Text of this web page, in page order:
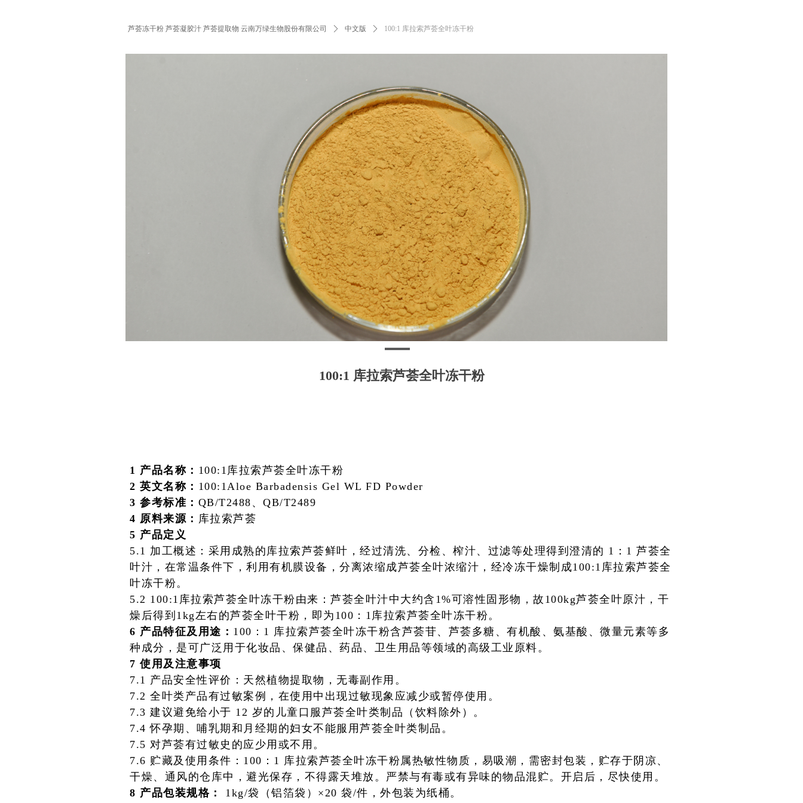
芦荟冻干粉 芦荟凝胶汁 芦荟提取物 云南万绿生物股份有限公司 ꄲ 中文版 ꄲ 100:1 库拉索芦荟全叶冻干粉
100:1 库拉索芦荟全叶冻干粉
1 产品名称： 100:1库拉索芦荟全叶冻干粉
2 英文名称： 100:1Aloe Barbadensis Gel WL FD Powder
3 参考标准： QB/T2488、QB/T2489
4 原料来源： 库拉索芦荟
5 产品定义
5.1 加工概述：采用成熟的库拉索芦荟鲜叶，经过清洗、分检、榨汁、过滤等处理得到澄清的 1：1 芦荟全
叶汁，在常温条件下，利用有机膜设备，分离浓缩成芦荟全叶浓缩汁，经冷冻干燥制成100:1库拉索芦荟全
叶冻干粉。
5.2 100:1库拉索芦荟全叶冻干粉由来：芦荟全叶汁中大约含1%可溶性固形物，故100kg芦荟全叶原汁，干
燥后得到1kg左右的芦荟全叶干粉，即为100：1库拉索芦荟全叶冻干粉。
6 产品特征及用途： 100：1 库拉索芦荟全叶冻干粉含芦荟苷、芦荟多糖、有机酸、氨基酸、微量元素等多
种成分，是可广泛用于化妆品、 保健品、药品、卫生用品等领域的高级工业原料。
7 使用及注意事项
7.1 产品安全性评价：天然植物提取物，无毒副作用。
7.2 全叶类产品有过敏案例，在使用中出现过敏现象应减少或暂停使用。
7.3 建议避免给小于 12 岁的儿童口服芦荟全叶类制品（饮料除外）。
7.4 怀孕期、哺乳期和月经期的妇女不能服用芦荟全叶类制品。
7.5 对芦荟有过敏史的应少用或不用。
7.6 贮藏及使用条件：100：1 库拉索芦荟全叶冻干粉属热敏性物质， 易吸潮，需密封包装，贮存于阴凉、
干燥、通风的仓库中，避光保存， 不得露天堆放。严禁与有毒或有异味的物品混贮。开启后，尽快使用。
8 产品包装规格： 1kg/袋（铝箔袋）×20 袋/件，外包装为纸桶。